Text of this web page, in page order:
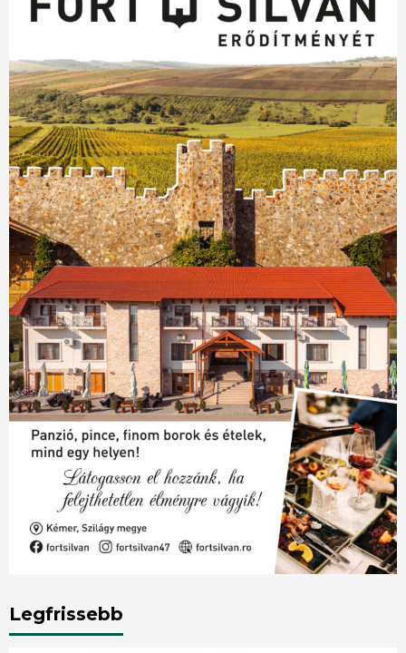
Legfrissebb